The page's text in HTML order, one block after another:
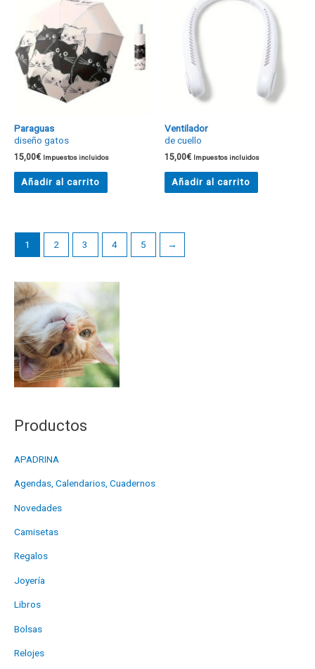
Productos
APADRINA
Agendas, Calendarios, Cuadernos
Novedades
Camisetas
Regalos
Joyería
Libros
Bolsas
Relojes
Paraguas
diseño gatos
15,00€ Impuestos incluidos
Añadir al carrito
Ventilador
de cuello
15,00€ Impuestos incluidos
Añadir al carrito
1 2 3 4 5 →